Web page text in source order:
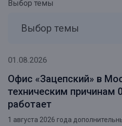
Выбор темы
01.08.2026
Офис «Зацепский» в
техническим причинам
работает
1 августа 2026 года